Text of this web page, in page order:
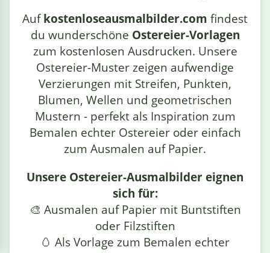
Aufkostenloseausmalbilder.com findest
du wunderschöne Ostereier-Vorlagen
zum kostenlosen Ausdrucken. Unsere
Ostereier-Muster zeigen aufwendige
Verzierungen mit Streifen, Punkten,
Blumen, Wellen und geometrischen
Mustern - perfekt als Inspiration zum
Bemalen echter Ostereier oder einfach
zum Ausmalen auf Papier.
Unsere Ostereier-Ausmalbilder eignen
sich für:
🎨 Ausmalen auf Papier mit Buntstiften
oder Filzstiften
🥚 Als Vorlage zum Bemalen echter